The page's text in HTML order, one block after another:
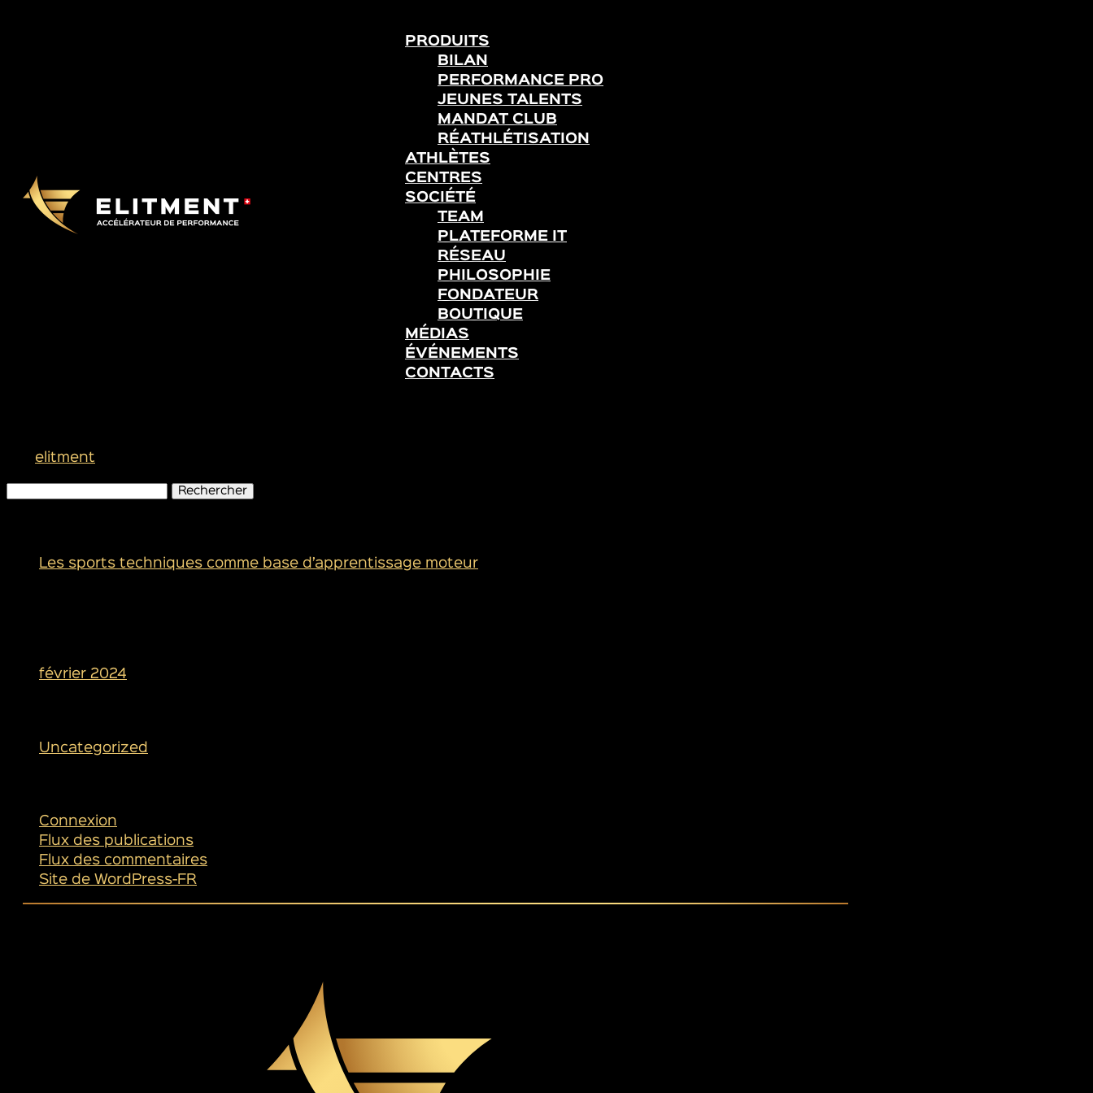
PRODUITS
BILAN
PERFORMANCE PRO
JEUNES TALENTS
MANDAT CLUB
RÉATHLÉTISATION
ATHLÈTES
CENTRES
SOCIÉTÉ
TEAM
PLATEFORME IT
RÉSEAU
PHILOSOPHIE
FONDATEUR
BOUTIQUE
MÉDIAS
ÉVÉNEMENTS
CONTACTS
elitment
Les sports techniques comme base d’apprentissage moteur
février 2024
Uncategorized
Connexion
Flux des publications
Flux des commentaires
Site de WordPress-FR